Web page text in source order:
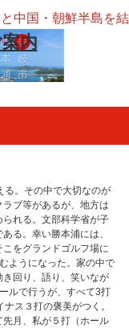
内
中国・朝鮮半島を結
る。その中で大切なのが
ブ等があるが、地方は
れる。文部科学省が子
る。幸い勝本浦には、
をグランドゴルフ場に
ようになった。家の中で
回り、語り、笑いなが
ルで行うが、すべて3打
ス３打の褒美がつく。
月、私が５打（ホール